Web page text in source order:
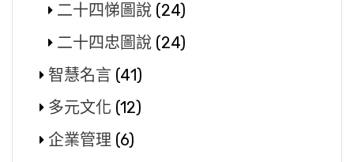
二十四悌圖說 (24)
二十四忠圖說 (24)
智慧名言 (41)
多元文化 (12)
企業管理 (6)